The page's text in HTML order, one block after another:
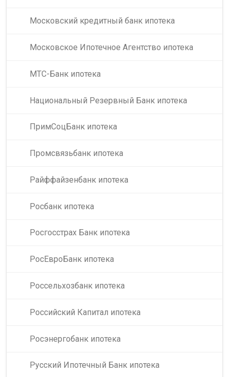
Московский кредитный банк ипотека
Московское Ипотечное Агентство ипотека
МТС-Банк ипотека
Национальный Резервный Банк ипотека
ПримСоцБанк ипотека
Промсвязьбанк ипотека
Райффайзенбанк ипотека
Росбанк ипотека
Росгосстрах Банк ипотека
РосЕвроБанк ипотека
Россельхозбанк ипотека
Российский Капитал ипотека
Росэнергобанк ипотека
Русский Ипотечный Банк ипотека